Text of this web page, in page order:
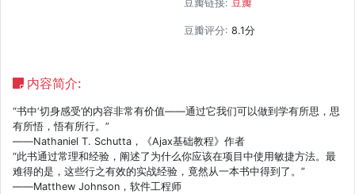
豆瓣链接: 豆瓣
豆瓣评分: 8.1分
内容简介:
“书中‘切身感受’的内容非常有价值——通过它我们可以做到学有所思，思
有所悟，悟有所行。”
——Nathaniel T. Schutta，《Ajax基础教程》作者
“此书通过常理和经验，阐述了为什么你应该在项目中使用敏捷方法。最
难得的是，这些行之有效的实战经验，竟然从一本书中得到了。”
——Matthew Johnson，软件工程师